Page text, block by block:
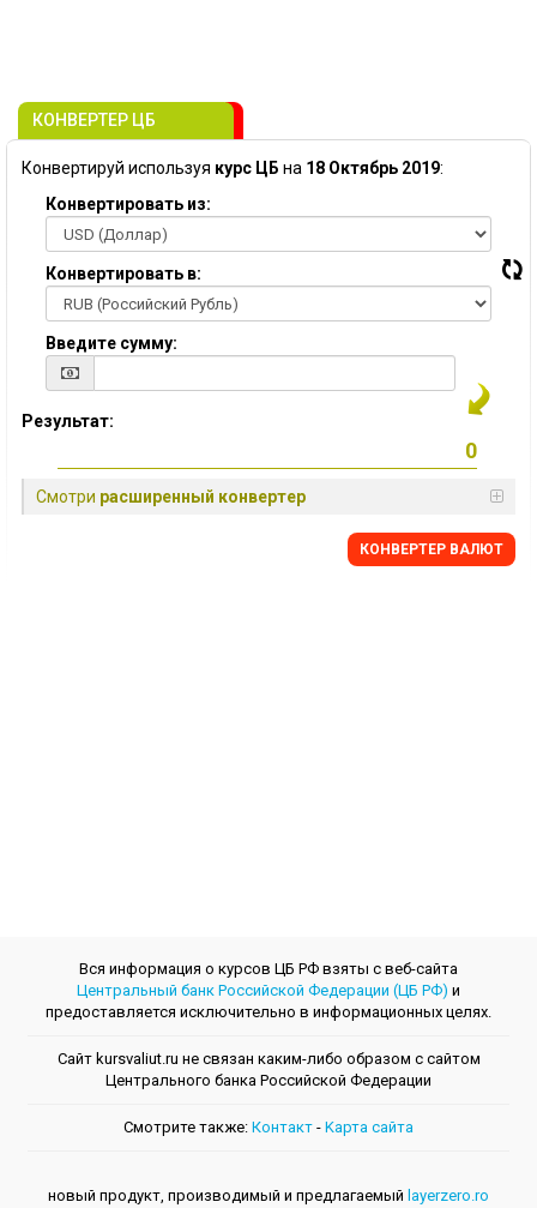
КОНВЕРТЕР ЦБ
Конвертируй используя курс ЦБ на 18 Октябрь 2019:
Конвертировать из:
Конвертировать в:
Введите сумму:
Результат:
Смотри расширенный конвертер
КОНВЕРТЕР ВАЛЮТ
Вся информация о курсов ЦБ РФ взяты с веб-сайта
Центральный банк Российской Федерации (ЦБ РФ) и
предоставляется исключительно в информационных целях.
Сайт kursvaliut.ru не связан каким-либо образом с сайтом
Центрального банкa Российской Федерации
Смотрите также: Контакт - Kарта сайта
новый продукт, производимый и предлагаемый layerzero.ro